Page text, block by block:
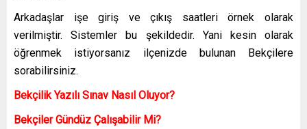
Arkadaşlar işe giriş ve çıkış saatleri örnek olarak
verilmiştir. Sistemler bu şekildedir. Yani kesin olarak
öğrenmek istiyorsanız ilçenizde bulunan Bekçilere
sorabilirsiniz.
Bekçilik Yazılı Sınav Nasıl Oluyor?
Bekçiler Gündüz Çalışabilir Mi?